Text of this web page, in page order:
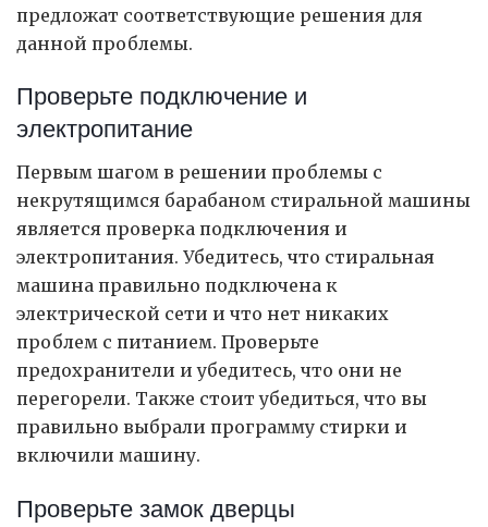
предложат соответствующие решения для
данной проблемы.
Проверьте подключение и
электропитание
Первым шагом в решении проблемы с
некрутящимся барабаном стиральной машины
является проверка подключения и
электропитания. Убедитесь, что стиральная
машина правильно подключена к
электрической сети и что нет никаких
проблем с питанием. Проверьте
предохранители и убедитесь, что они не
перегорели. Также стоит убедиться, что вы
правильно выбрали программу стирки и
включили машину.
Проверьте замок дверцы